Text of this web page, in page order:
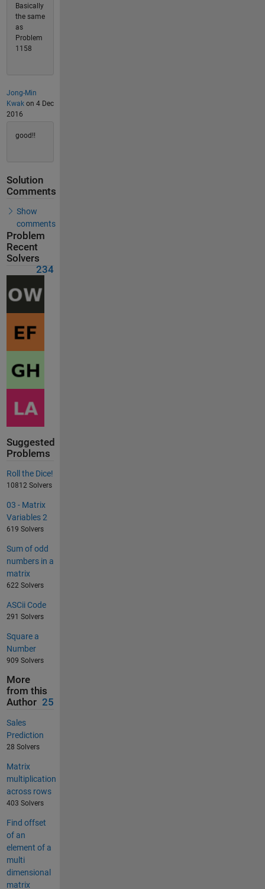
Basically
the same
as
Problem
1158
Jong-Min
Kwakon 4 Dec
2016
good!!
Solution
Comments
Show
comments
Problem
Recent
Solvers
234
Suggested
Problems
Roll the Dice!
10812 Solvers
03 - Matrix
Variables 2
619 Solvers
Sum of odd
numbers in a
matrix
622 Solvers
ASCii Code
291 Solvers
Square a
Number
909 Solvers
More
from this
Author 25
Sales
Prediction
28 Solvers
Matrix
multiplication
across rows
403 Solvers
Find offset
of an
element of a
multi
dimensional
matrix